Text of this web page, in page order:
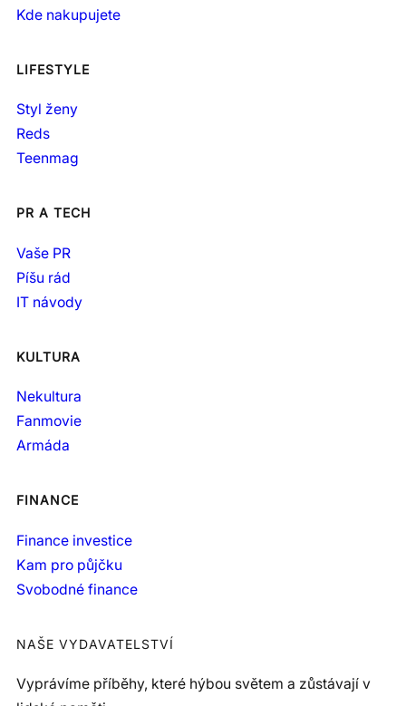
Kde nakupujete
LIFESTYLE
Styl ženy
Reds
Teenmag
PR A TECH
Vaše PR
Píšu rád
IT návody
KULTURA
Nekultura
Fanmovie
Armáda
FINANCE
Finance investice
Kam pro půjčku
Svobodné finance
NAŠE VYDAVATELSTVÍ
Vyprávíme příběhy, které hýbou světem a zůstávají v